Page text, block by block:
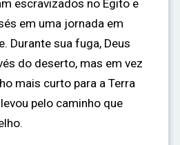
escravizados no Egito e
em uma jornada em
Durante sua fuga, Deus
do deserto, mas em vez
mais curto para a Terra
pelo caminho que